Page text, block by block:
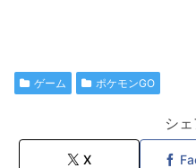
ゲーム ポケモンGO
シ
X